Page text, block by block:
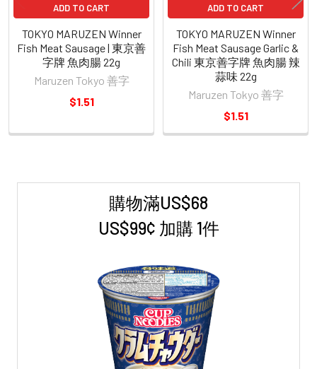
購物滿US$68
US$99¢ 加購 1件
ADD TO CART
TOKYO MARUZEN Winner
Fish Meat Sausage | 東京善
字牌 魚肉腸 22g
Maruzen Tokyo 善字
$1.51
ADD TO CART
TOKYO MARUZEN Winner
Fish Meat Sausage Garlic &
Chili 東京善字牌 魚肉腸 辣
蒜味 22g
Maruzen Tokyo 善字
$1.51